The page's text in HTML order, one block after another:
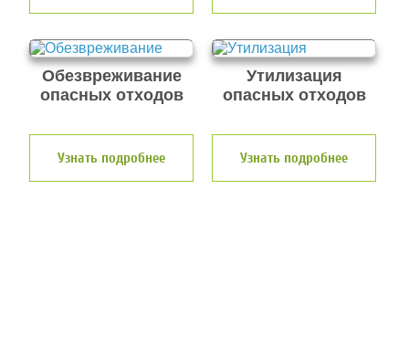
Обезвреживание
опасных отходов
Узнать подробнее
Утилизация
опасных отходов
Узнать подробнее